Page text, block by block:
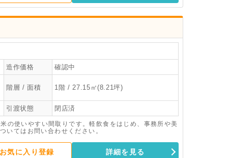
造作価格 確認中
階層 / 面積 1階 / 27.15㎡(8.21坪)
引渡状態 閉店済
の使いやすい間取りです。軽飲食をはじめ、事務所や美
いてはお問い合わせください。
お気に入り登録 詳細を見る